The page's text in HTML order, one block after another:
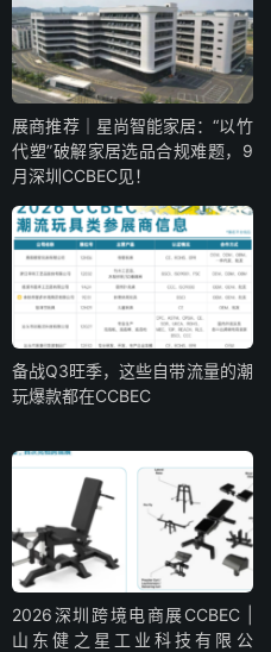
展商推荐｜星尚智能家居：“以竹
代塑”破解家居选品合规难题，9
月深圳CCBEC见！
备战Q3旺季，这些自带流量的潮
玩爆款都在CCBEC
2026深圳跨境电商展CCBEC |
山东健之星工业科技有限公